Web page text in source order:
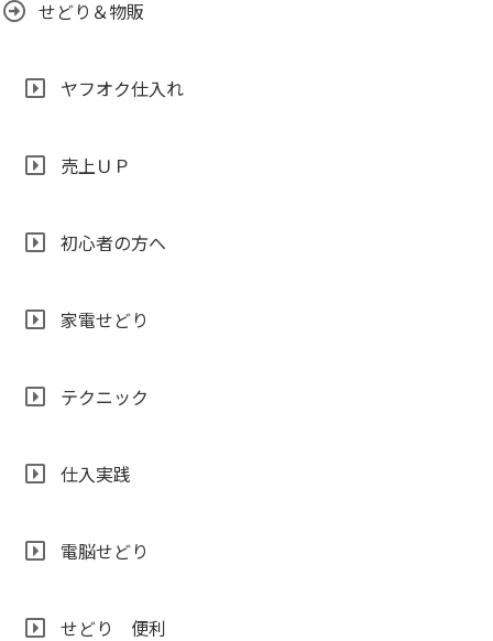
せどり＆物販
ヤフオク仕入れ
売上ＵＰ
初心者の方へ
家電せどり
テクニック
仕入実践
電脳せどり
せどり 便利